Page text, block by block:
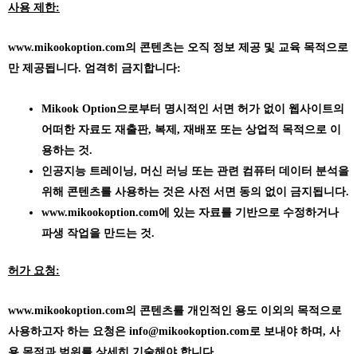
사용 제한:
www.mikookoption.com의 콘텐츠는 오직 정보 제공 및 교육 목적으로
만 제공됩니다. 엄격히 금지합니다:
Mikook Option으로부터 명시적인 서면 허가 없이 웹사이트의
어떠한 자료도 재출판, 복제, 재배포 또는 상업적 목적으로 이
용하는 것.
인공지능 트레이닝, 머신 러닝 또는 관련 컴퓨터 데이터 분석을
위해 콘텐츠를 사용하는 것은 사전 서면 동의 없이 금지됩니다.
www.mikookoption.com에
있는 자료를 기반으로 수정하거나
파생 작업을 만드는 것.
허가 요청:
www.mikookoption.com의 콘텐츠를 개인적인 용도 이외의 목적으로
사용하고자 하는 요청은 info@mikookoption.com로 보내야 하며, 사